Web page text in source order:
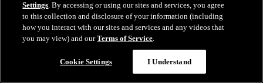
Settings. By accessing or using our sites and services, you agree
to this collection and disclosure of your information (including
how you interact with our sites and services and any videos that
you may view) and ourTerms of Service.
Cookie Settings I Understand